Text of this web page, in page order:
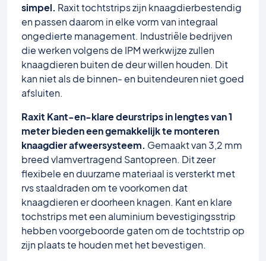
simpel. Raxit tochtstrips zijn knaagdierbestendig
en passen daarom in elke vorm van integraal
ongedierte management. Industriële bedrijven
die werken volgens de IPM werkwijze zullen
knaagdieren buiten de deur willen houden. Dit
kan niet als de binnen- en buitendeuren niet goed
afsluiten.
Raxit Kant-en-klare deurstrips in lengtes van 1
meter bieden een gemakkelijk te monteren
knaagdier afweersysteem. Gemaakt van 3,2 mm
breed vlamvertragend Santopreen. Dit zeer
flexibele en duurzame materiaal is versterkt met
rvs staaldraden om te voorkomen dat
knaagdieren er doorheen knagen. Kant en klare
tochstrips met een aluminium bevestigingsstrip
hebben voorgeboorde gaten om de tochtstrip op
zijn plaats te houden met het bevestigen.